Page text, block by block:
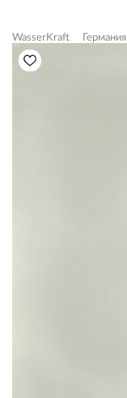
WasserKraft Германия